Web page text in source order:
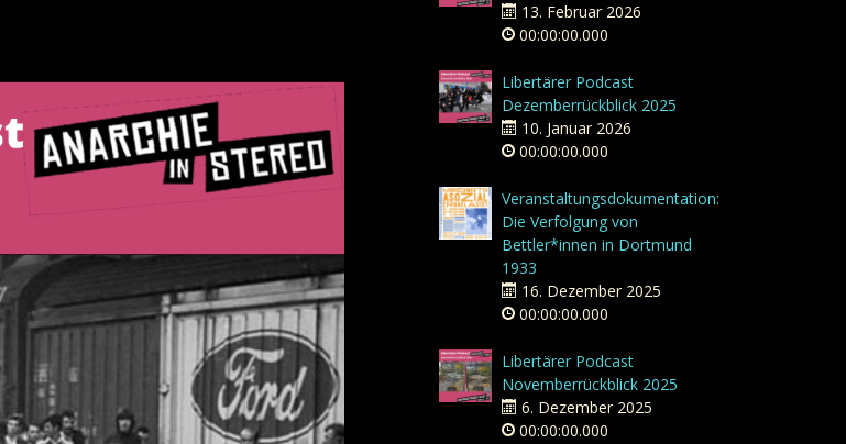
13. Februar 2026
00:00:00.000
Libertärer Podcast
Dezemberrückblick 2025
10. Januar 2026
00:00:00.000
Veranstaltungsdokumentation:
Die Verfolgung von
Bettler*innen in Dortmund
1933
16. Dezember 2025
00:00:00.000
Libertärer Podcast
Novemberrückblick 2025
6. Dezember 2025
00:00:00.000